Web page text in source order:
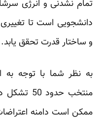
تمام نشدنی و انرژی
دانشجویی است تا
و ساختار قدرت تحقق یابد.
منتخب
ممکن است دامنه